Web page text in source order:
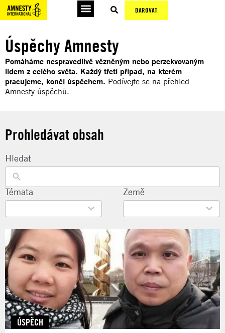
DAROVAT
Úspěchy Amnesty
Pomáháme nespravedlivě vězněným nebo perzekvovaným
lidem z celého světa. Každý třetí případ, na kterém
pracujeme, končí úspěchem. Podívejte se na přehled
Amnesty úspěchů.
Prohledávat obsah
Hledat
Témata
22
results
Země
135
results
ÚSPĚCH